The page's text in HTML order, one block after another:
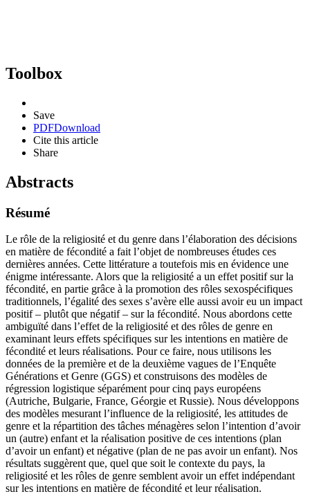
Toolbox
Save
PDFDownload
Cite this article
Share
Abstracts
Résumé
Le rôle de la religiosité et du genre dans l’élaboration des décisions
en matière de fécondité a fait l’objet de nombreuses études ces
dernières années. Cette littérature a toutefois mis en évidence une
énigme intéressante. Alors que la religiosité a un effet positif sur la
fécondité, en partie grâce à la promotion des rôles sexospécifiques
traditionnels, l’égalité des sexes s’avère elle aussi avoir eu un impact
positif – plutôt que négatif – sur la fécondité. Nous abordons cette
ambiguïté dans l’effet de la religiosité et des rôles de genre en
examinant leurs effets spécifiques sur les intentions en matière de
fécondité et leurs réalisations. Pour ce faire, nous utilisons les
données de la première et de la deuxième vagues de l’Enquête
Générations et Genre (GGS) et construisons des modèles de
régression logistique séparément pour cinq pays européens
(Autriche, Bulgarie, France, Géorgie et Russie). Nous développons
des modèles mesurant l’influence de la religiosité, les attitudes de
genre et la répartition des tâches ménagères selon l’intention d’avoir
un (autre) enfant et la réalisation positive de ces intentions (plan
d’avoir un enfant) et négative (plan de ne pas avoir un enfant). Nos
résultats suggèrent que, quel que soit le contexte du pays, la
religiosité et les rôles de genre semblent avoir un effet indépendant
sur les intentions en matière de fécondité et leur réalisation.